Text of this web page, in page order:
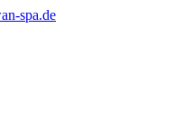
spa.de